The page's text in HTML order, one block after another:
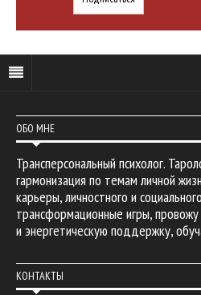
ОБО МНЕ
Трансперсональный психолог.
гармонизация по темам личной
карьеры, личностного и
трансформационные игры,
и энергетическую поддержку,
КОНТАКТЫ